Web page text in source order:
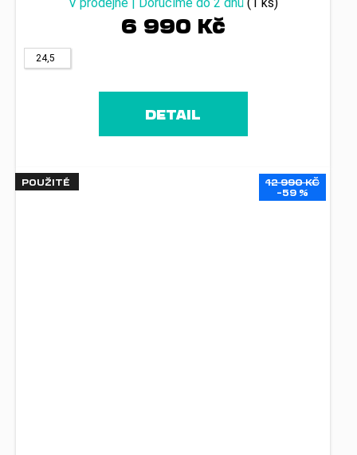
V prodejně | Doručíme do 2 dnů (1 ks)
6 990 Kč
24,5
DETAIL
POUŽITÉ
12 990 KČ
–59 %